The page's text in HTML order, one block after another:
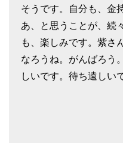
そうです。自分も、金
あ、と思うことが、続
も、楽しみです。紫さ
なろうね。がんばろう
しいです。待ち遠しい